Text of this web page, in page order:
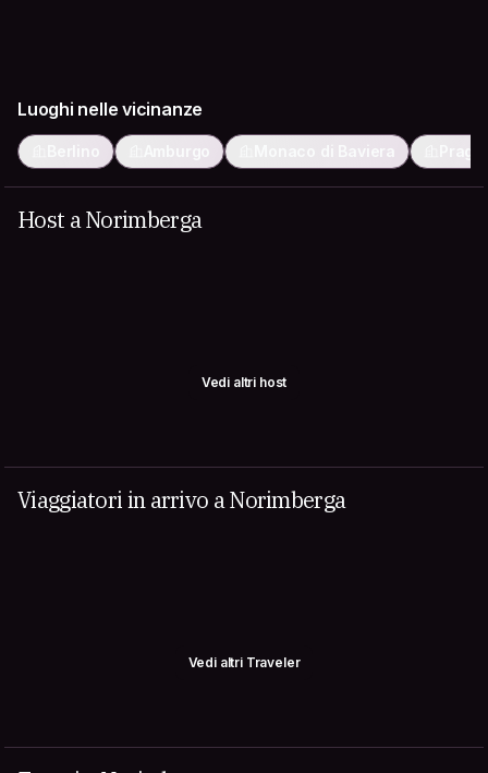
Luoghi nelle vicinanze
Berlino Amburgo Monaco di Baviera
Host a Norimberga
Vedi altri host
Viaggiatori in arrivo a Norimberga
Vedi altri Traveler